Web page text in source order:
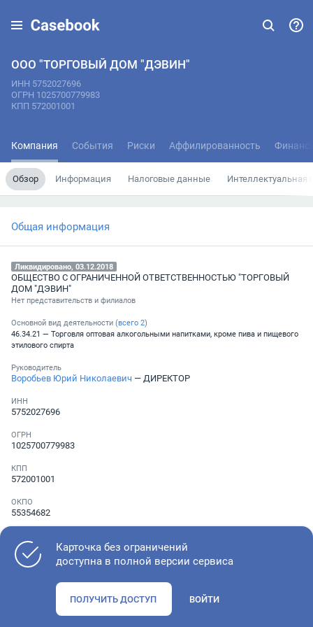
ООО "ТОРГОВЫЙ ДОМ "ДЭВИН"
ИНН 5752027696
ОГРН 1025700779983
КПП 572001001
Компания События Риски Аффилированность
Обзор Информация Налоговые данные Интеллектуальная
Общая информация
Ликвидировано, 03.12.2018
ОБЩЕСТВО С ОГРАНИЧЕННОЙ ОТВЕТСТВЕННОСТЬЮ "ТОРГОВЫЙ
ДОМ "ДЭВИН"
Нет представительств и филиалов
Основной вид деятельности (всего 2)
46.34.21 — Торговля оптовая алкогольными напитками, кроме пива и пищевого
этилового спирта
Руководитель
Воробьев Юрий Николаевич — ДИРЕКТОР
ИНН
5752027696
ОГРН
1025700779983
КПП
572001001
ОКПО
55354682
░ ░░░ ░░░░░░░
Как оценить состояние компании
Карточка без ограничений
доступна в полной версии сервиса
ПОЛУЧИТЬ ДОСТУП ВОЙТИ